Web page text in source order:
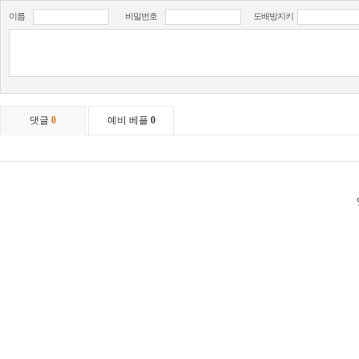
이름 비밀번호 도배방지키
댓글 0 예비 베플 0